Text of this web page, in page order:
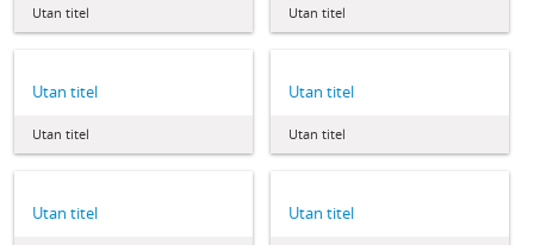
Utan titel Utan titel
Utan titel
Utan titel
Utan titel
Utan titel
Utan titel Utan titel